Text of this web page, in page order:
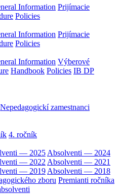
Information Prijímacie
Policies
Information Prijímacie
Policies
Information Výberové
Handbook Policies IB DP
Nepedagogickí zamestnanci
4. ročník
— 2025 Absolventi — 2024
— 2022 Absolventi — 2021
— 2019 Absolventi — 2018
zboru Premianti ročníka